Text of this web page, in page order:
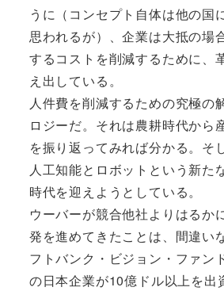
うに（コンセプト自体は他の国
思われるが）、企業は大抵の場
するコストを削減するために、
え出している。
人件費を削減するための究極の
ロジーだ。それは農耕時代から
を振り返ってみれば分かる。そ
人工知能とロボットという新た
時代を迎えようとしている。
ウーバーが競合他社よりはるか
発を進めてきたことは、間違い
フトバンク・ビジョン・ファン
の日本企業が10億ドル以上を出